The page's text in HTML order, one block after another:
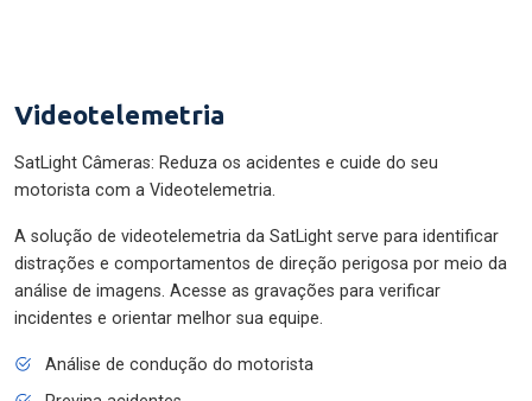
Videotelemetria
SatLight Câmeras: Reduza os acidentes e cuide do seu
motorista com a Videotelemetria.
A solução de videotelemetria da SatLight serve para identificar
distrações e comportamentos de direção perigosa por meio da
análise de imagens. Acesse as gravações para verificar
incidentes e orientar melhor sua equipe.
Análise de condução do motorista